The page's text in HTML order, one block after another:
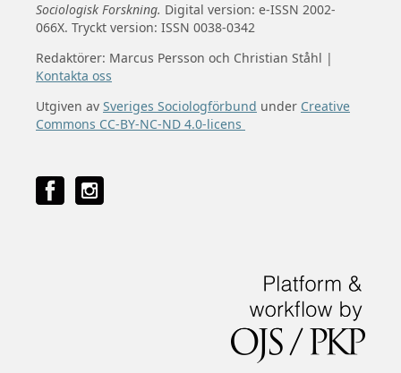
Sociologisk Forskning. Digital version: e-ISSN 2002-
066X. Tryckt version: ISSN 0038-0342
Redaktörer: Marcus Persson och Christian Ståhl |
Kontakta oss
Utgiven av Sveriges Sociologförbund under Creative
Commons CC-BY-NC-ND 4.0-licens